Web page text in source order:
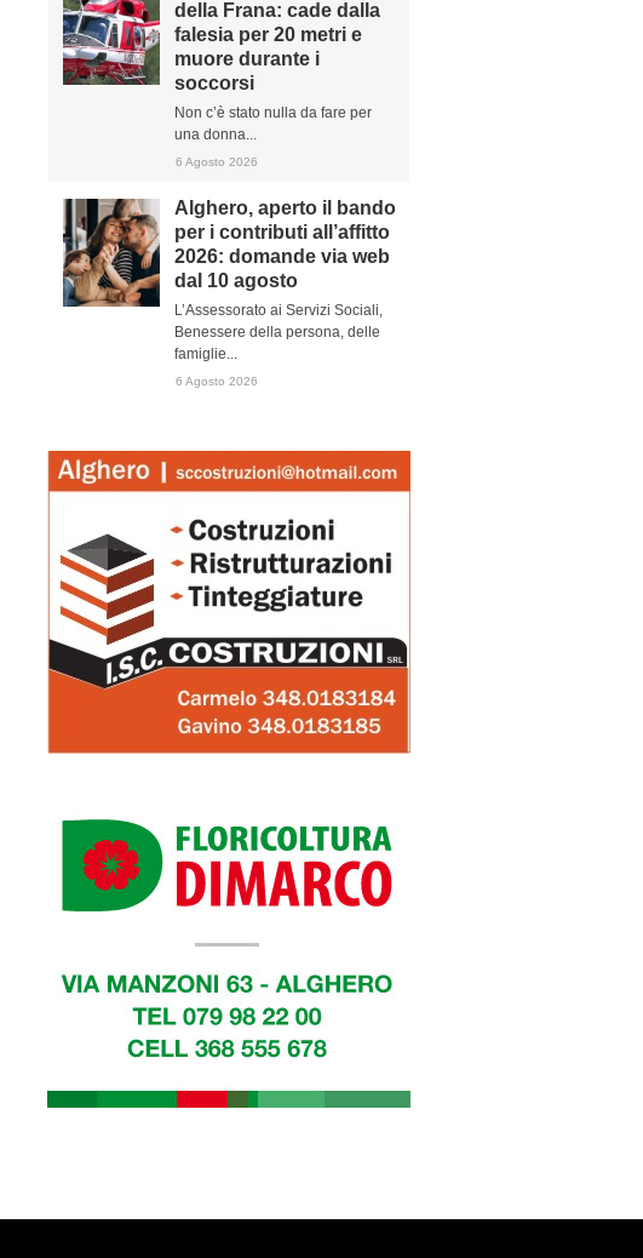
della Frana: cade dalla
falesia per 20 metri e
muore durante i
soccorsi
Non c’è stato nulla da fare per
una donna...
6 Agosto 2026
Alghero, aperto il bando
per i contributi all’affitto
2026: domande via web
dal 10 agosto
L’Assessorato ai Servizi Sociali,
Benessere della persona, delle
famiglie...
6 Agosto 2026